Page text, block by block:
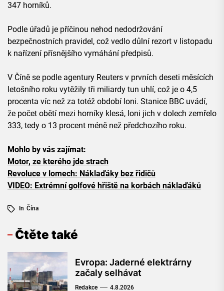
347 horníků.
Podle úřadů je příčinou nehod nedodržování
bezpečnostních pravidel, což vedlo důlní rezort v listopadu
k nařízení přísnějšího vymáhání předpisů.
V Číně se podle agentury Reuters v prvních deseti měsících
letošního roku vytěžily tři miliardy tun uhlí, což je o 4,5
procenta víc než za totéž období loni. Stanice BBC uvádí,
že počet obětí mezi horníky klesá, loni jich v dolech zemřelo
333, tedy o 13 procent méně než předchozího roku.
Mohlo by vás zajímat:
Motor, ze kterého jde strach
Revoluce v lomech: Náklaďáky bez řidičů
VIDEO: Extrémní golfové hřiště na korbách náklaďáků
In Čína
Čtěte také
Evropa: Jaderné elektrárny
začaly selhávat
Redakce 4.8.2026